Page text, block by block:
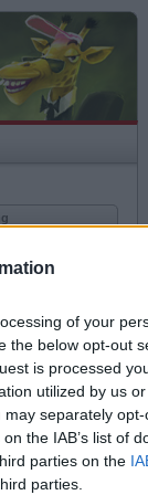
of your
the below opt-out
is processed
utilized by us
separately
the IAB’s list of
parties on the
parties.
mig
lösenord?
gratis!